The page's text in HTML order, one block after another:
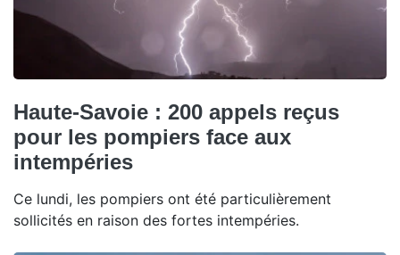
Haute-Savoie : 200 appels reçus
pour les pompiers face aux
intempéries
Ce lundi, les pompiers ont été particulièrement
sollicités en raison des fortes intempéries.